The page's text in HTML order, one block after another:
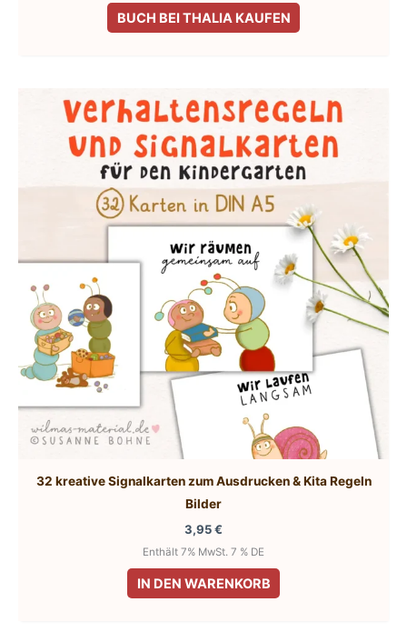
BUCH BEI THALIA KAUFEN
32 kreative Signalkarten zum Ausdrucken & Kita Regeln
Bilder
3,95€
Enthält 7% MwSt. 7 % DE
IN DEN WARENKORB